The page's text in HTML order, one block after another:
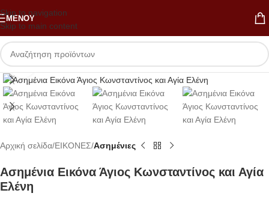
Skip to navigation
Skip to main content
ΜΕΝΟΎ
Κλικ για μεγέθυνση
Αρχική σελίδα ΕΙΚΟΝΕΣ Ασημένιες
Ασημένια Εικόνα Άγιος Κωνσταντίνος και Αγία
Ελένη